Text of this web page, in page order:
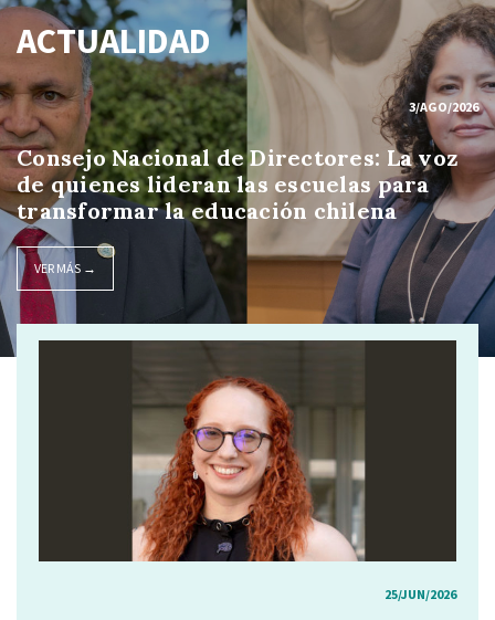
ACTUALIDAD
3/AGO/2026
Consejo Nacional de Directores: La voz
de quienes lideran las escuelas para
transformar la educación chilena
VER MÁS →
25/JUN/2026